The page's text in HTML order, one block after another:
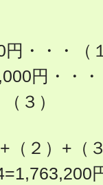
・・・（
円・・
３）
（２）+（